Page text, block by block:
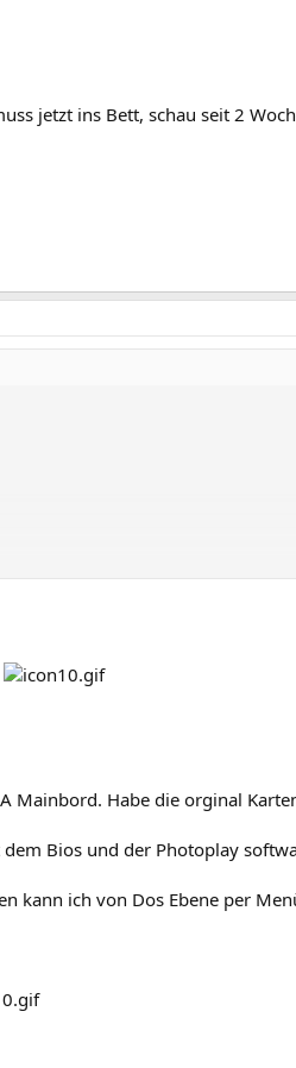
jetzt ins Bett, schau seit 2
Mainbord. Habe die orginal
Bios und der Photoplay
kann ich von Dos Ebene per